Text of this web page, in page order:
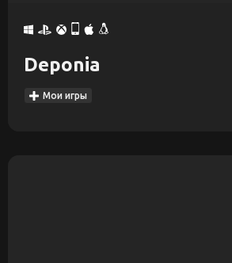
Deponia
Мои игры